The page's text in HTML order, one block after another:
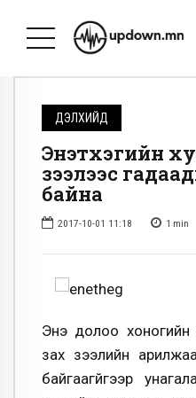
ДЭЛХИЙД
Энэтхэгийн
зээлээс
байна
2017-10-01 11:18 1 min
Энэ долоо хоногийн
зах зээлийн
байгаагүйгээр